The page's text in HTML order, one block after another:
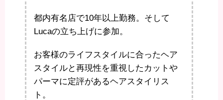
都内有名店で10年以上勤務。そして
Lucaの立ち上げに参加。
お客様のライフスタイルに合ったヘア
スタイルと再現性を重視したカットや
パーマに定評があるヘアスタイリス
ト。